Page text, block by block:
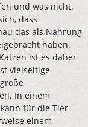
und was nicht.
dass
das als Nahrung
haben.
ist es daher
vielseitige
In einem
für die Tier
einem